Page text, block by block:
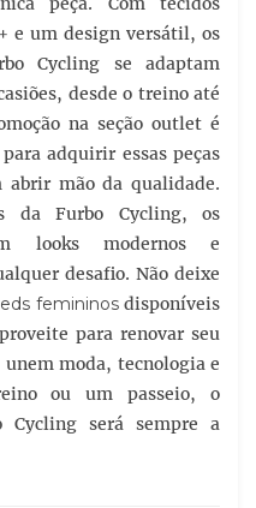
e um design versátil, os
Cycling se adaptam
desde o treino até
na seção outlet é
adquirir essas peças
abrir mão da qualidade.
da Furbo Cycling, os
looks modernos e
desafio. Não deixe
femininosdisponíveis
para renovar seu
moda, tecnologia e
ou um passeio, o
Cycling será sempre a